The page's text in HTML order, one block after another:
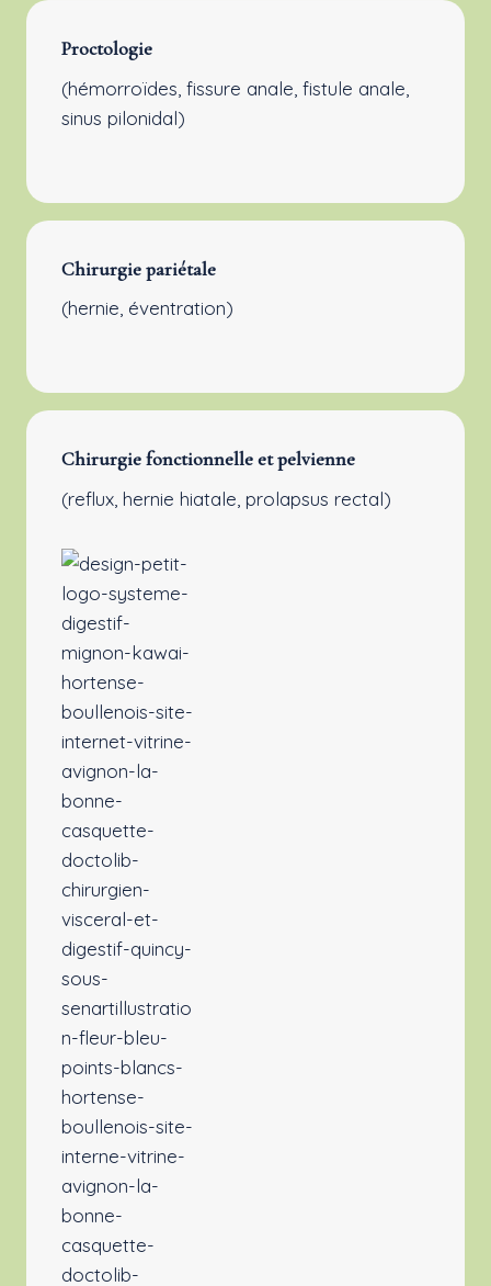
Proctologie
(hémorroïdes, fissure anale, fistule anale,
sinus pilonidal)
Chirurgie pariétale
(hernie, éventration)
Chirurgie fonctionnelle et pelvienne
(reflux, hernie hiatale, prolapsus rectal)